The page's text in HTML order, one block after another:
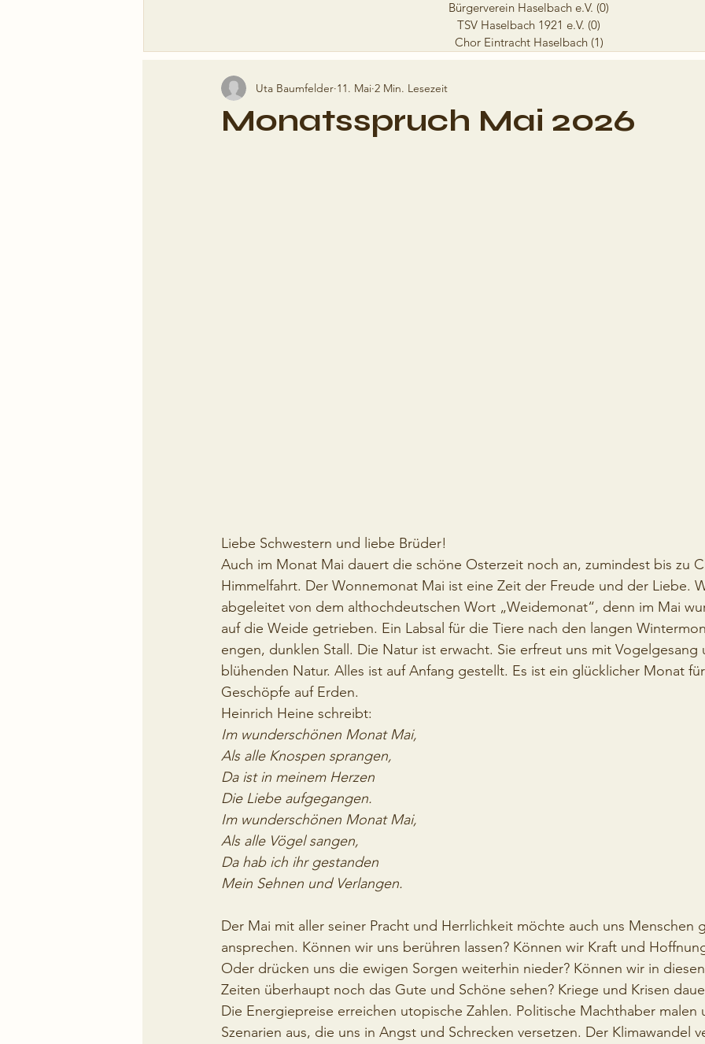
Bürgerverein Haselbach e.V. (0)
TSV Haselbach 1921 e.V. (0)
Chor Eintracht Haselbach (1)
Monatsspruch Mai 2026
Uta Baumfelder 11. Mai 2 Min. Lesezeit
Liebe Schwestern und liebe Brüder!
Auch im Monat Mai dauert die schöne Osterzeit noch an, zumindest bis zu
Himmelfahrt. Der Wonnemonat Mai ist eine Zeit der Freude und der Liebe.
abgeleitet von dem althochdeutschen Wort „Weidemonat“, denn im Mai
auf die Weide getrieben. Ein Labsal für die Tiere nach den langen
engen, dunklen Stall. Die Natur ist erwacht. Sie erfreut uns mit Vogelgesang
blühenden Natur. Alles ist auf Anfang gestellt. Es ist ein glücklicher Monat
Geschöpfe auf Erden.
Heinrich Heine schreibt:
Im wunderschönen Monat Mai,
Als alle Knospen sprangen,
Da ist in meinem Herzen
Die Liebe aufgegangen.
Im wunderschönen Monat Mai,
Als alle Vögel sangen,
Da hab ich ihr gestanden
Mein Sehnen und Verlangen.
Der Mai mit aller seiner Pracht und Herrlichkeit möchte auch uns Menschen
ansprechen. Können wir uns berühren lassen? Können wir Kraft und
Oder drücken uns die ewigen Sorgen weiterhin nieder? Können wir in
Zeiten überhaupt noch das Gute und Schöne sehen? Kriege und Krisen
Die Energiepreise erreichen utopische Zahlen. Politische Machthaber malen
Szenarien aus, die uns in Angst und Schrecken versetzen. Der Klimawandel